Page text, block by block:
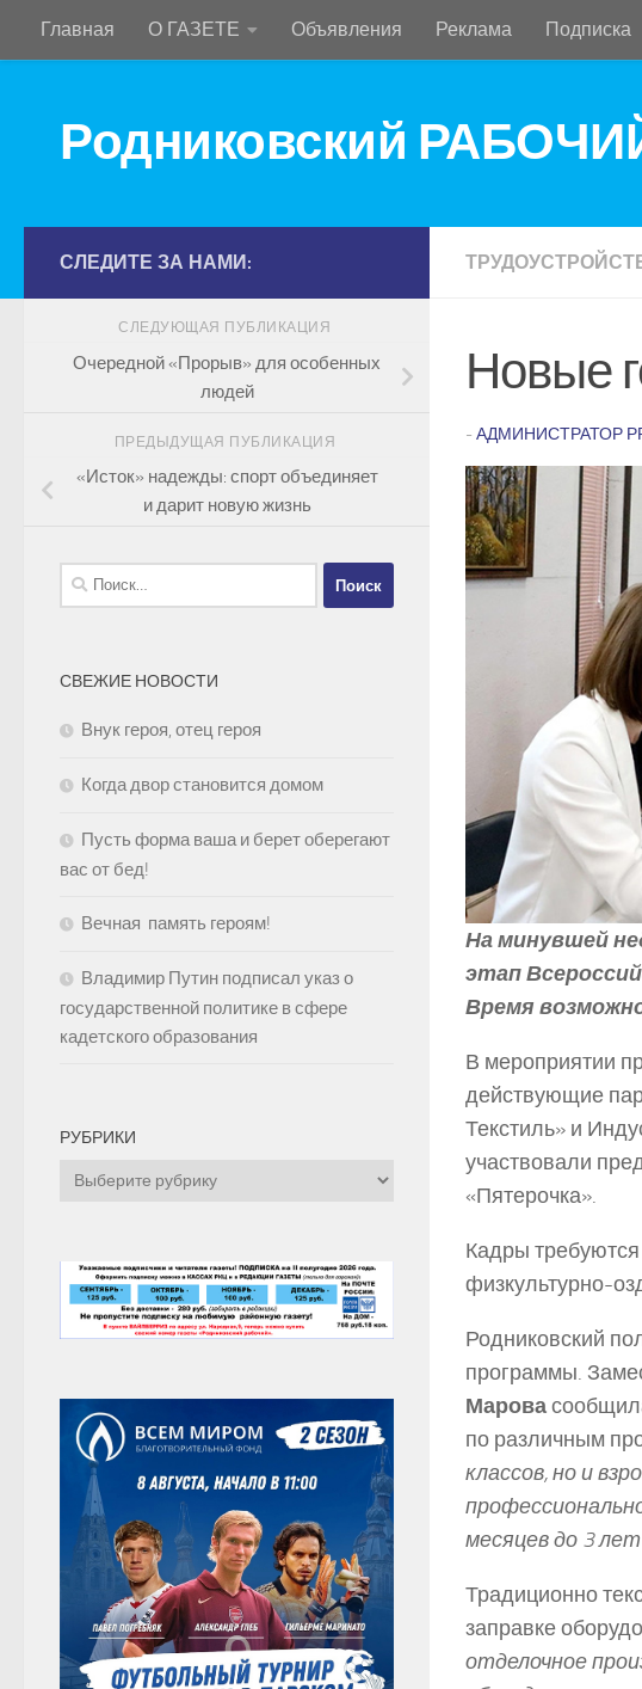
Перейти к содержимому
Главная О ГАЗЕТЕ Объявления Реклама Подписка
Родниковский
Новые
- АДМИНИСТРАТОР
На минувшей
этап
Время
В мероприятии
действующие
Текстиль» и
участвовали
«Пятерочка».
Кадры
физкультурно-­
Родниковский
программы.
Марова
по различным
классов, но и
месяцев до 3
Традиционно
заправке
отделочное
СЛЕДИТЕ ЗА НАМИ:
СЛЕДУЮЩАЯ ПУБЛИКАЦИЯ
Очередной «Прорыв» для особенных
людей
ПРЕДЫДУЩАЯ ПУБЛИКАЦИЯ
«Исток» надежды: спорт объединяет
и дарит новую жизнь
Найти:
СВЕЖИЕ НОВОСТИ
Внук героя, отец героя
Когда двор становится домом
Пусть форма ваша и берет оберегают
вас от бед!
Вечная память героям!
Владимир Путин подписал указ о
государственной политике в сфере
кадетского образования
РУБРИКИ
Рубрики